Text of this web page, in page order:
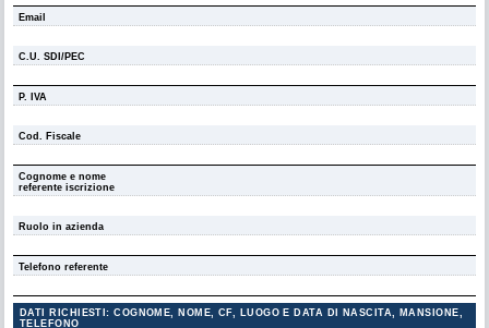
Email
C.U. SDI/PEC
P. IVA
Cod. Fiscale
Cognome e nome
referente iscrizione
Ruolo in azienda
Telefono referente
DATI RICHIESTI: COGNOME, NOME, CF, LUOGO E DATA DI NASCITA, MANSIONE,
TELEFONO